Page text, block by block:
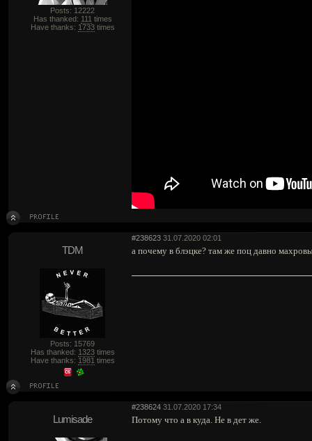
Posts: 12222
Has thanked: 111 times
Have thanks: 1733times
#238623 31.07.2020 02:01
TDM
Posts: 15769
Has thanked: 1323times
Have thanks: 1981 times
а почему в блэцке? там же поц давно
#238624 31.07.2020 17:34
Lumisade Потому что а в куда. Не в дет же.